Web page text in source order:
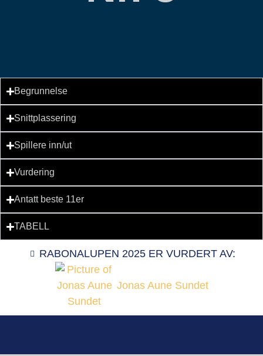
Begrunnelse
Snittplassering
Spillere inn/ut
Vurdering
Antatt beste 11er
TABELL
RABONALUPEN 2025 ER VURDERT AV:
Jonas Aune Sundet